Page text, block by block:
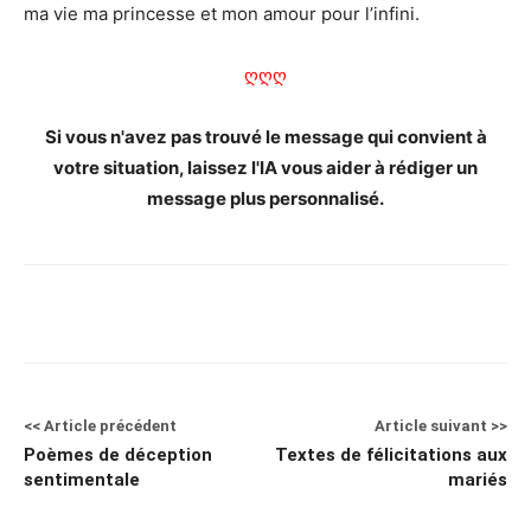
ma vie ma princesse et mon amour pour l’infini.
ღღღ
Si vous n'avez pas trouvé le message qui convient à
votre situation, laissez l'IA vous aider à rédiger un
message plus personnalisé.
<< Article précédent
Poèmes de déception
sentimentale
Article suivant >>
Textes de félicitations aux
mariés